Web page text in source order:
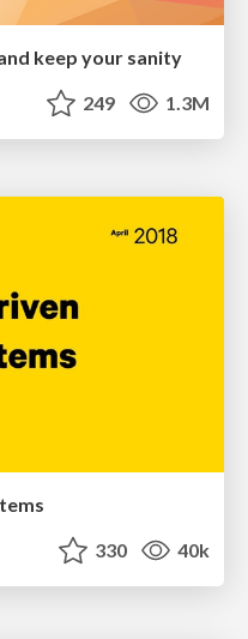
keep your sanity
249 1.3M
330 40k